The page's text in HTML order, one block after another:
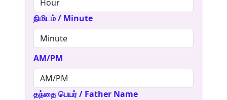
நிமிடம் / Minute
AM/PM
தந்தை பெயர் / Father Name